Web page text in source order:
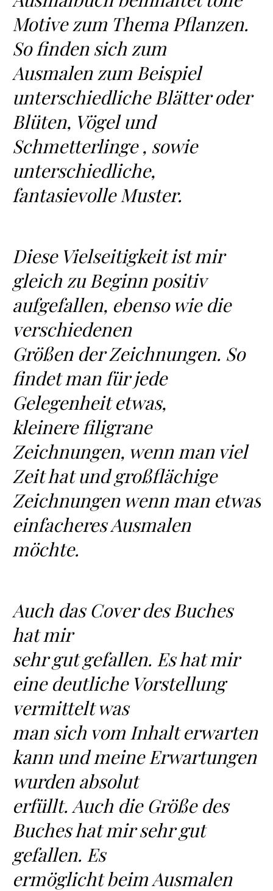
Motive zum Thema Pflanzen.
So finden sich zum
Ausmalen zum Beispiel
unterschiedliche Blätter oder
Blüten, Vögel und
Schmetterlinge , sowie
unterschiedliche,
fantasievolle Muster.
Diese Vielseitigkeit ist mir
gleich zu Beginn positiv
aufgefallen, ebenso wie die
verschiedenen
Größen der Zeichnungen. So
findet man für jede
Gelegenheit etwas,
kleinere filigrane
Zeichnungen, wenn man viel
Zeit hat und großflächige
Zeichnungen wenn man etwas
einfacheres Ausmalen
möchte.
Auch das Cover des Buches
hat mir
sehr gut gefallen. Es hat mir
eine deutliche Vorstellung
vermittelt was
man sich vom Inhalt erwarten
kann und meine Erwartungen
wurden absolut
erfüllt. Auch die Größe des
Buches hat mir sehr gut
gefallen. Es
ermöglicht beim Ausmalen